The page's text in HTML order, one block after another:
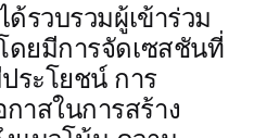
ด้รวบรวมผู้เข้าร่วม
ดยมีการจัดเซสชันที่
ระโยชน์ การ
าสในการสร้าง